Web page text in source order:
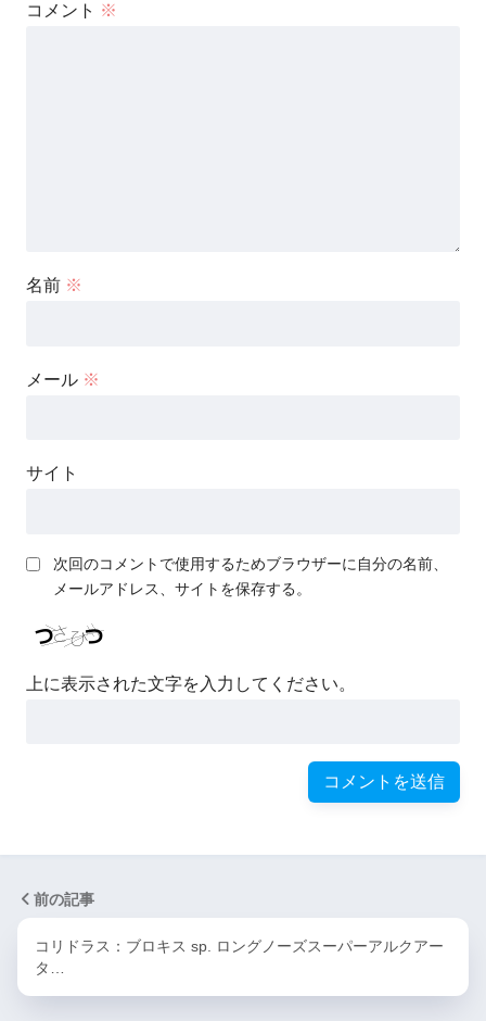
コメント ※
名前 ※
メール ※
サイト
次回のコメントで使用するためブラウザーに自分の名前、
メールアドレス、サイトを保存する。
上に表示された文字を入力してください。
前の記事
コリドラス：ブロキス sp. ロングノーズスーパーアルクアー
タ…